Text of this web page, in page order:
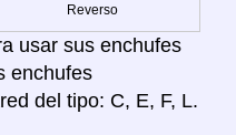
Reverso
usar sus enchufes
enchufes
del tipo: C, E, F, L.